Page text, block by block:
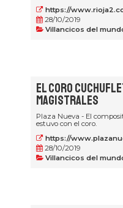
https://www.rioja2.com/n-136629-2-el-coro-
28/10/2019
Villancicos del
El Coro
magistrales
Plaza Nueva - El
estuvo con el coro.
https://www.plazanueva.com/articulo/
28/10/2019
Villancicos del